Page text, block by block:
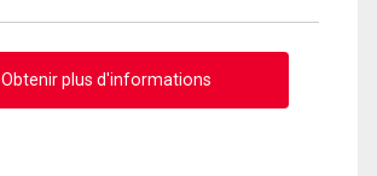
Obtenir plus d'informations